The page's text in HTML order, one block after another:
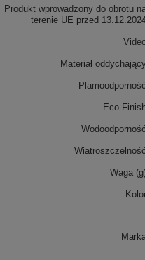
Produkt wprowadzony do obrotu
terenie UE przed
Materiał
Plamoodporność
Eco
Wodoodporność
Wiatroszczelność
Waga